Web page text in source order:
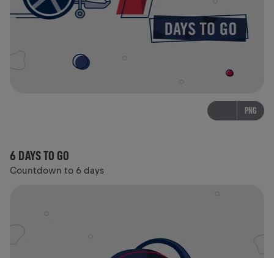
PNG
6 DAYS TO GO
Countdown to 6 days